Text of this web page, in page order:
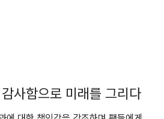
사함으로 미래를 그리다